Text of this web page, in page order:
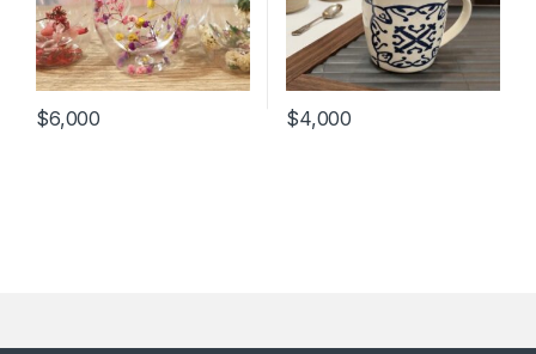
$6,000 $4,000